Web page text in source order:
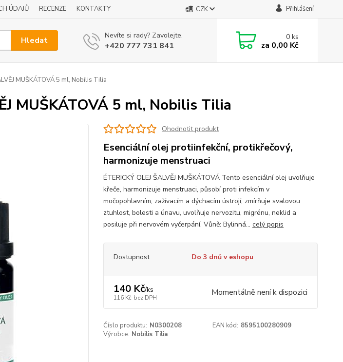
ÚDAJŮ RECENZE KONTAKTY CZK Přihlášení
Hledat Nevíte si rady? Zavolejte.
+420 777 731 841
0ks
za 0,00 Kč
MUŠKÁTOVÁ 5 ml, Nobilis Tilia
MUŠKÁTOVÁ 5 ml, Nobilis Tilia
Ohodnotit produkt
Esenciální olej protiinfekční, protikřečový,
harmonizuje menstruaci
ÉTERICKÝ OLEJ ŠALVĚJ MUŠKÁTOVÁ Tento esenciální olej uvolňuje
křeče, harmonizuje menstruaci, působí proti infekcím v
močopohlavním, zažívacím a dýchacím ústrojí, zmírňuje svalovou
ztuhlost, bolesti a únavu, uvolňuje nervozitu, migrénu, neklid a
posiluje při nervovém vyčerpání. Vůně: Bylinná... celý popis
Dostupnost Do 3 dnů v eshopu
140 Kč/ks
116 Kč bez DPH Momentálně není k dispozici
Číslo produktu: N0300208 EAN kód: 8595100280909
Výrobce: Nobilis Tilia